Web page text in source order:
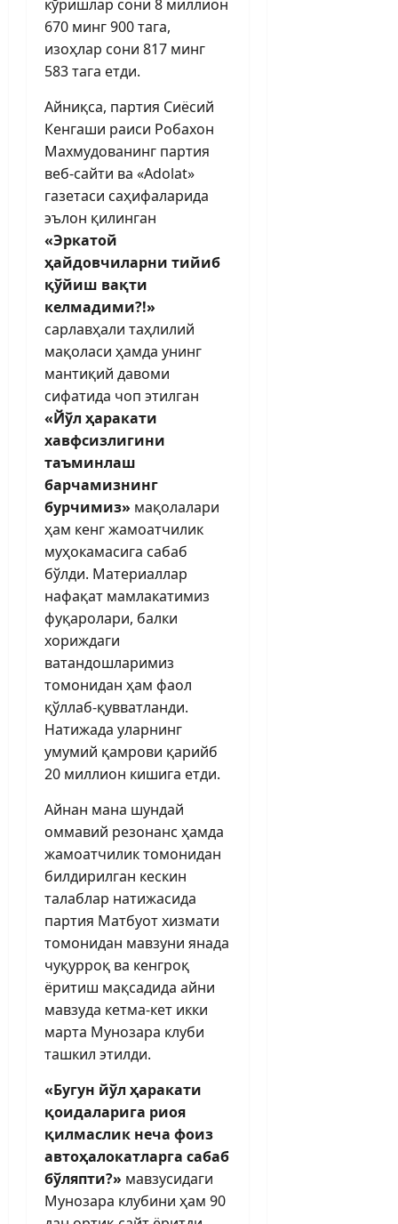
кўришлар сони 8 миллион
670 минг 900 тага,
изоҳлар сони 817 минг
583 тага етди.
Айниқса, партия Сиёсий
Кенгаши раиси Робахон
Махмудованинг партия
веб-сайти ва «Adolat»
газетаси саҳифаларида
эълон қилинган
«Эркатой
ҳайдовчиларни тийиб
қўйиш вақти
келмадими?!»
сарлавҳали таҳлилий
мақоласи ҳамда унинг
мантиқий давоми
сифатида чоп этилган
«Йўл ҳаракати
хавфсизлигини
таъминлаш
барчамизнинг
бурчимиз» мақолалари
ҳам кенг жамоатчилик
муҳокамасига сабаб
бўлди. Материаллар
нафақат мамлакатимиз
фуқаролари, балки
хориждаги
ватандошларимиз
томонидан ҳам фаол
қўллаб-қувватланди.
Натижада уларнинг
умумий қамрови қарийб
20 миллион кишига етди.
Айнан мана шундай
оммавий резонанс ҳамда
жамоатчилик томонидан
билдирилган кескин
талаблар натижасида
партия Матбуот хизмати
томонидан мавзуни янада
чуқурроқ ва кенгроқ
ёритиш мақсадида айни
мавзуда кетма-кет икки
марта Мунозара клуби
ташкил этилди.
«Бугун йўл ҳаракати
қоидаларига риоя
қилмаслик неча фоиз
автоҳалокатларга сабаб
бўляпти?» мавзусидаги
Мунозара клубини ҳам 90